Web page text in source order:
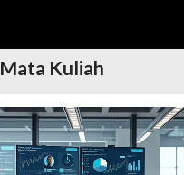
Mata Kuliah